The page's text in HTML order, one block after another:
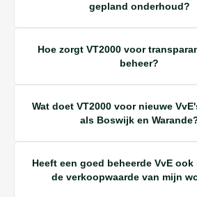
gepland onderhoud?
Hoe zorgt VT2000 voor
beheer?
Wat doet VT2000 voor nieuwe
als Boswijk en
Heeft een goed beheerde VvE
de verkoopwaarde van mijn